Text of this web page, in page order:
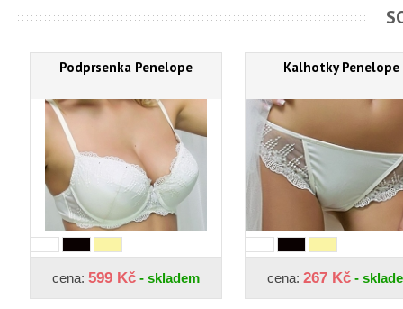
Podprsenka Penelope
cena: 599 Kč - skladem
Kalhotky Penelope
cena: 267 Kč -